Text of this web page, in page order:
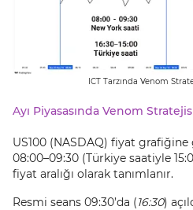
ICT Tarzında Venom
Ayı Piyasasında Venom
US100 (NASDAQ) fiyat
08:00–09:30 (Türkiye saatiyle
fiyat aralığı olarak tanımlanır.
Resmi seans 09:30’da (16:30)